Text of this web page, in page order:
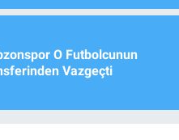
O Futbolcunun
Vazgeçti